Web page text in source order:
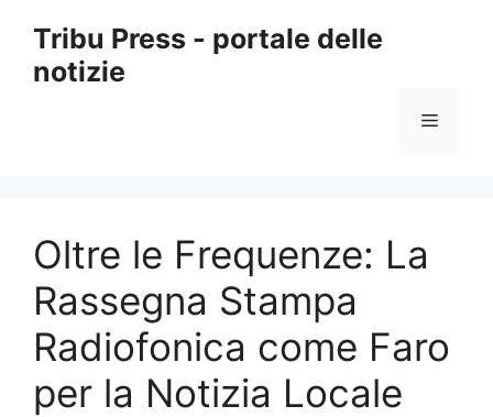
content
Tribu Press - portale delle
notizie
Menu
Oltre le Frequenze: La
Rassegna Stampa
Radiofonica come Faro
per la Notizia Locale